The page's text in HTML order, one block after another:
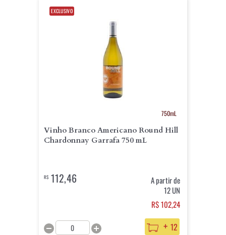
EXCLUSIVO
750mL
Vinho Branco Americano Round Hill
Chardonnay Garrafa 750 mL
R$112,46
A partir de
12 UN
R$ 102,24
+ 12